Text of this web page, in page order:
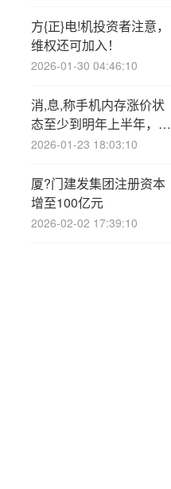
方{正}电!机投资者注意，
维权还可加入！
2026-01-30 04:46:10
消,息,称手机内存涨价状
态至少到明年上半年，已
有厂商准备拆库存机内存
2026-01-23 18:03:10
厦?门建发集团注册资本
增至100亿元
2026-02-02 17:39:10